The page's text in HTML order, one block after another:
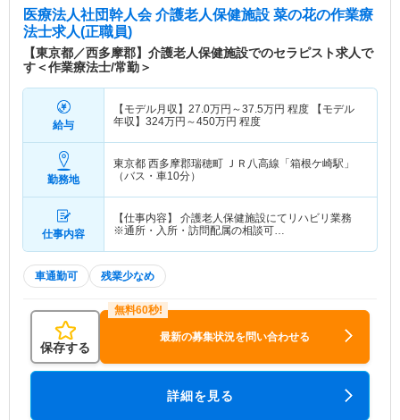
医療法人社団幹人会 介護老人保健施設 菜の花の作業療
法士求人(正職員)
【東京都／西多摩郡】介護老人保健施設でのセラピスト求人で
す＜作業療法士/常勤＞
給与
【モデル月収】 27.0万円～37.5万円 程度 【モデル
年収】 324万円～450万円 程度
勤務地
東京都 西多摩郡瑞穂町 ＪＲ八高線「箱根ケ崎駅」
（バス・車10分）
仕事内容
【仕事内容】 介護老人保健施設にてリハビリ業務
※通所・入所・訪問配属の相談可…
車通勤可 残業少なめ
保存する
最新の募集状況を問い合わせる
詳細を見る